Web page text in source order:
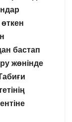
бастап
жөнінде